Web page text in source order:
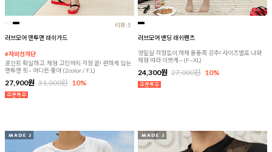
리뷰:5
러브모어 맨투맨 래쉬가드
#자외선차단
포인트 확실하고, 체형 고민까지 걱정 끝! 편하게 입는
맨투맨 핏~ 어디든 좋아 (2color / F,L)
27,900원 31,000원 10%
러브모어 밴딩 래쉬팬츠
엉밑살 걱정없이,하체 통통족 강추! 사이즈별로 나와
체형 따라 이쁘게~ (F~XL)
24,300원 27,000원 10%